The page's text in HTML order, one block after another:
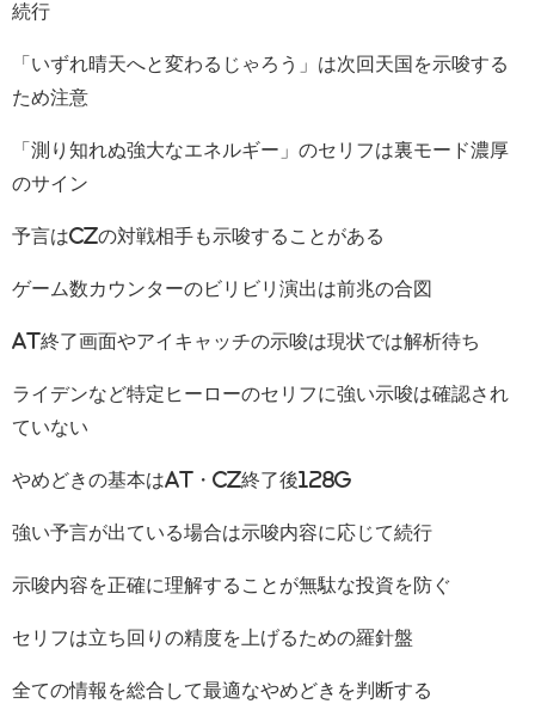
続行
「いずれ晴天へと変わるじゃろう」は次回天国を示唆する
ため注意
「測り知れぬ強大なエネルギー」のセリフは裏モード濃厚
のサイン
予言はCZの対戦相手も示唆することがある
ゲーム数カウンターのビリビリ演出は前兆の合図
AT終了画面やアイキャッチの示唆は現状では解析待ち
ライデンなど特定ヒーローのセリフに強い示唆は確認され
ていない
やめどきの基本はAT・CZ終了後128G
強い予言が出ている場合は示唆内容に応じて続行
示唆内容を正確に理解することが無駄な投資を防ぐ
セリフは立ち回りの精度を上げるための羅針盤
全ての情報を総合して最適なやめどきを判断する